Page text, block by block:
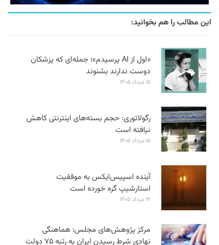
این مطالب را هم بخوانید:
«اول از AI پرسیدم»؛ جمله‌ای که پزشکان
دوست ندارند بشنوند
۱۵ مرداد ۱۴۰۵
رگولاتوری: حجم بسته‌های اینترنتی کاهش
نیافته است
۱۵ مرداد ۱۴۰۵
آینده اسپیس‌ایکس به موفقیت
استارشیپ گره خورده است
۱۴ مرداد ۱۴۰۵
مرکز پژوهش‌های مجلس: هماهنگی
نهادی شرط رسیدن ایران به رتبه ۷۵ دولت